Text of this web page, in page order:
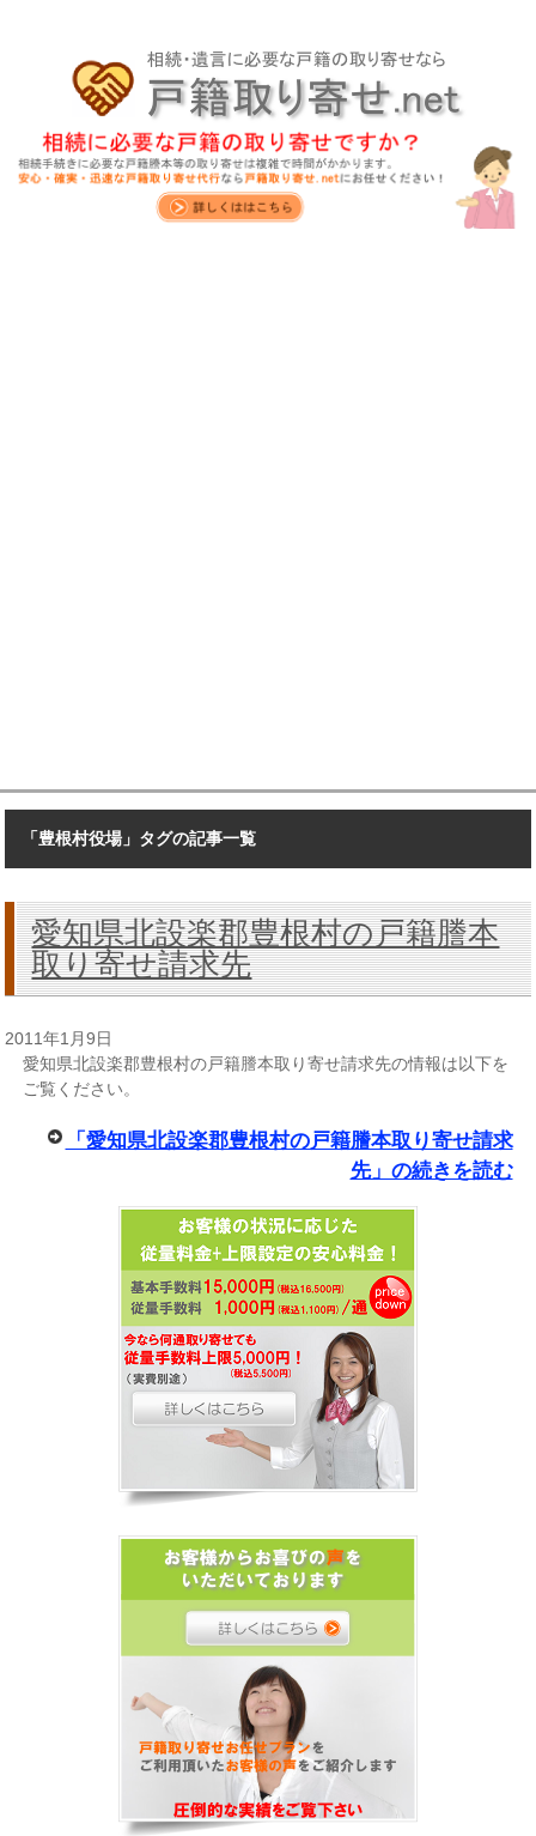
「豊根村役場」タグの記事一覧
愛知県北設楽郡豊根村の戸籍謄本
取り寄せ請求先
2011年1月9日
愛知県北設楽郡豊根村の戸籍謄本取り寄せ請求先の情報は以下を
ご覧ください。
「愛知県北設楽郡豊根村の戸籍謄本取り寄せ請求
先」の続きを読む